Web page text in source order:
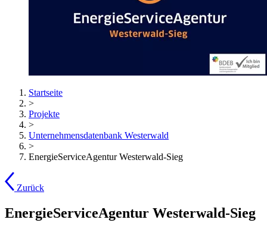
Startseite
>
Projekte
>
Unternehmensdatenbank Westerwald
>
EnergieServiceAgentur Westerwald-Sieg
Zurück
EnergieServiceAgentur Westerwald-Sieg